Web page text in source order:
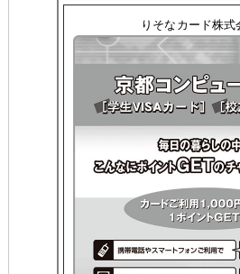
りそなカード株式